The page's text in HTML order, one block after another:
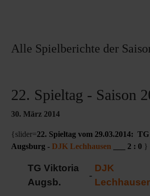
Alle Spielberichte der
22. Spieltag - Saison
30. März 2014
{slider=22. Spieltag vom 29.03.2014:
Augsburg -DJK Lechhausen ___ 2 : 0 }
TG Viktoria
Augsb.
-
DJK